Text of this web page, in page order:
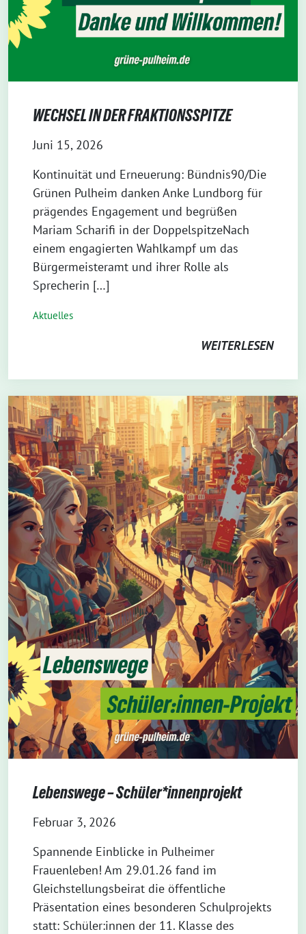
WECHSEL IN DER FRAKTIONSSPITZE
Juni 15, 2026
Kontinuität und Erneuerung: Bündnis90/Die
Grünen Pulheim danken Anke Lundborg für
prägendes Engagement und begrüßen
Mariam Scharifi in der DoppelspitzeNach
einem engagierten Wahlkampf um das
Bürgermeisteramt und ihrer Rolle als
Sprecherin […]
Aktuelles
WEITERLESEN
Lebenswege – Schüler*innenprojekt
Februar 3, 2026
Spannende Einblicke in Pulheimer
Frauenleben! Am 29.01.26 fand im
Gleichstellungsbeirat die öffentliche
Präsentation eines besonderen Schulprojekts
statt: Schüler:innen der 11. Klasse des